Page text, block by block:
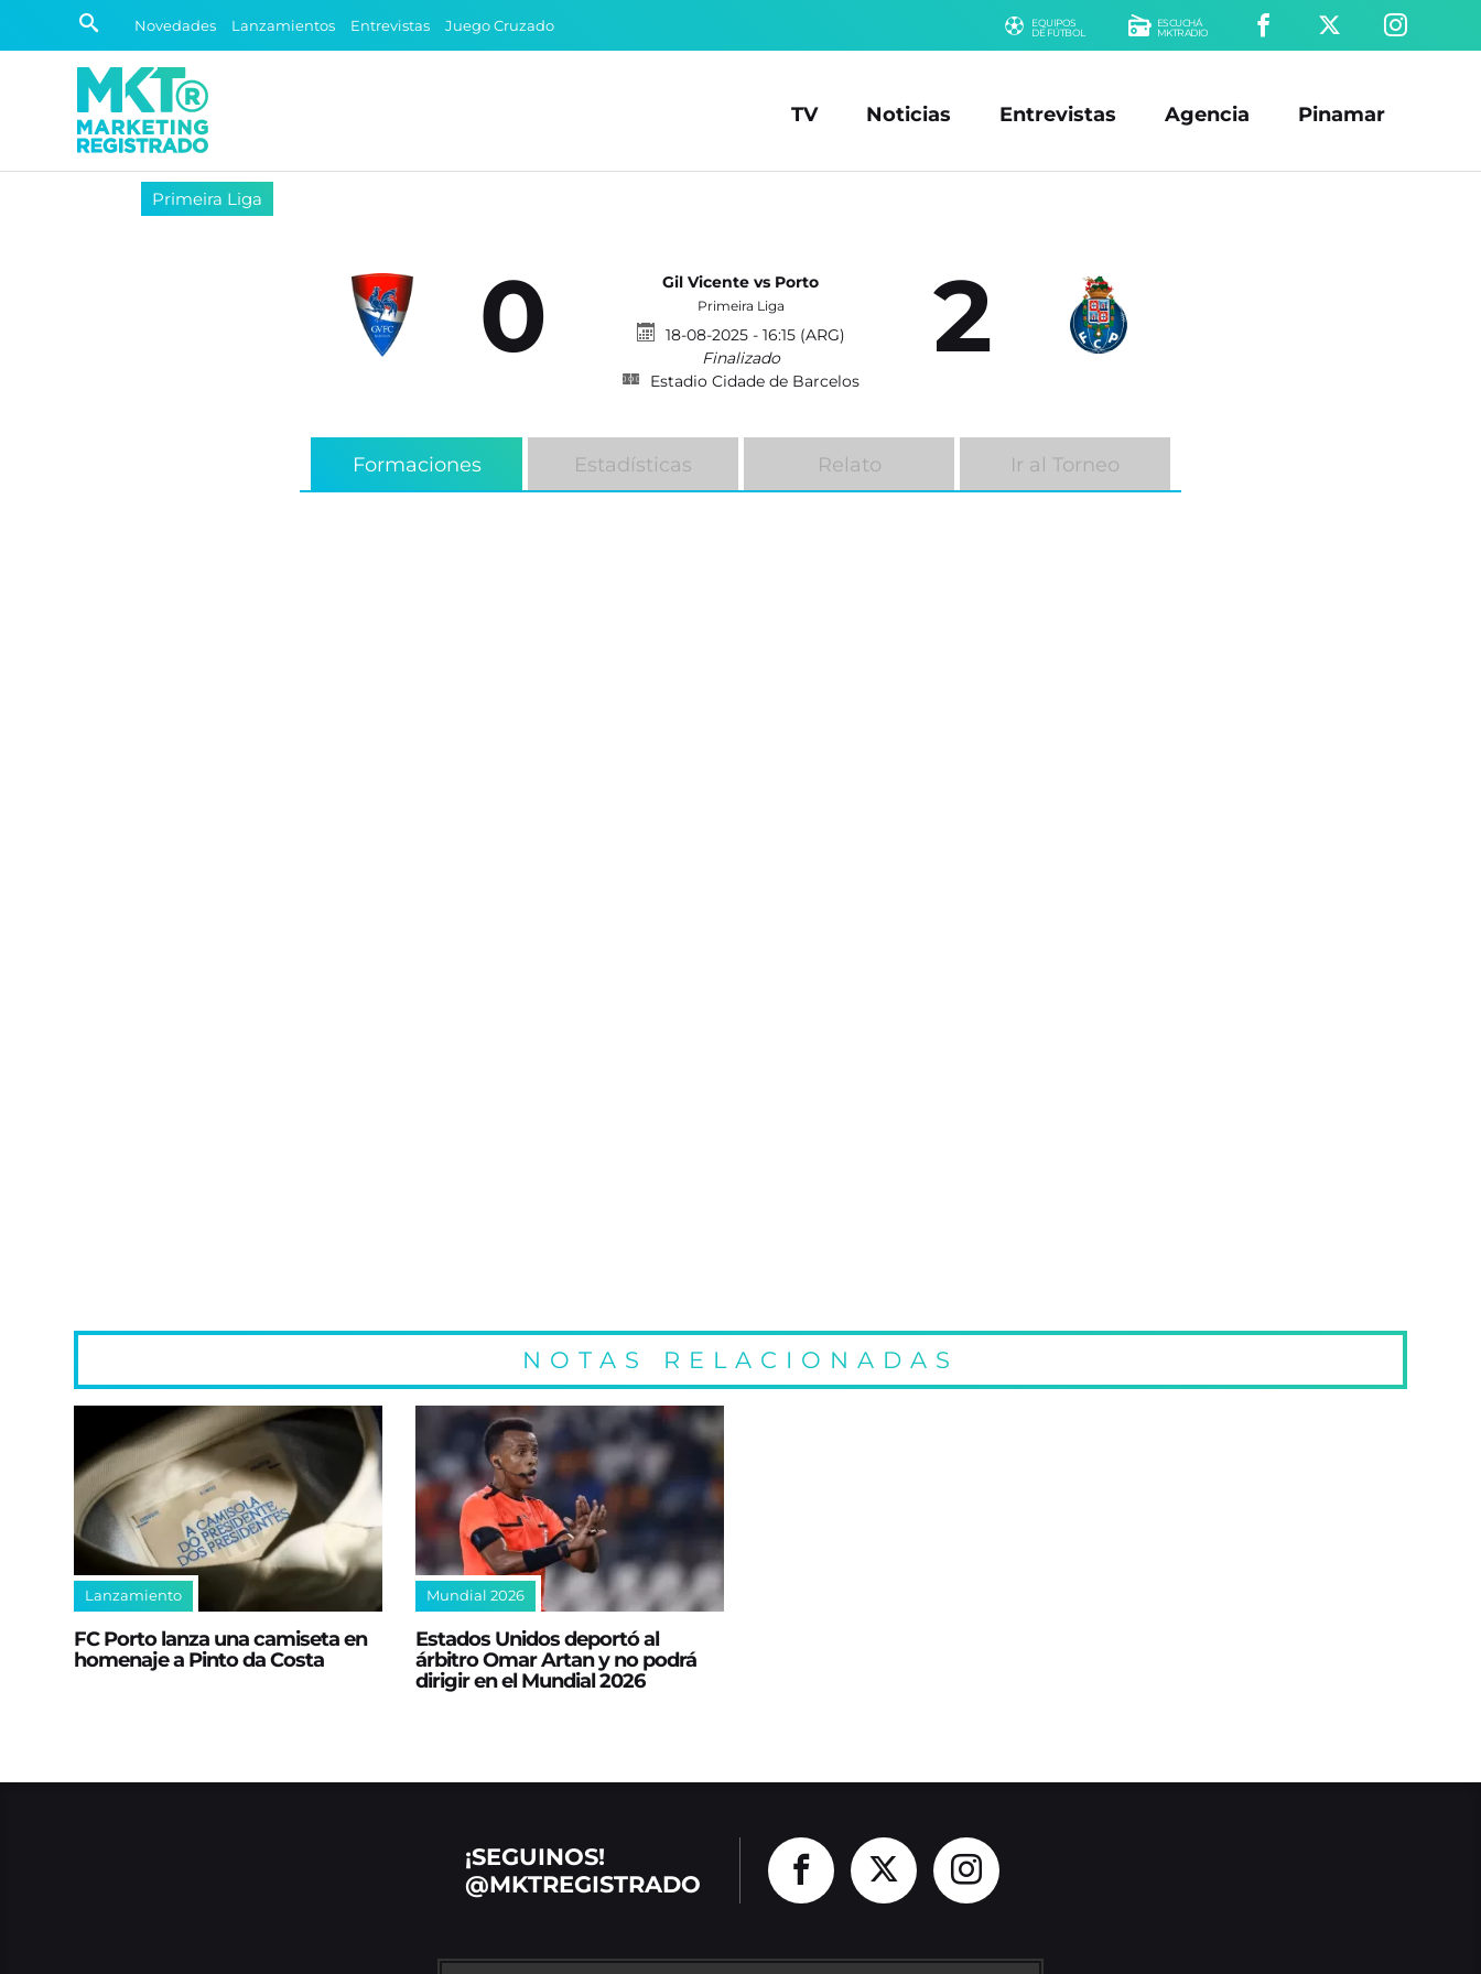
Novedades Lanzamientos Entrevistas Juego Cruzado
EQUIPOS
DE FÚTBOL
ESCUCHÁ
MKTRADIO
TV Noticias Entrevistas Agencia Pinamar
Primeira Liga
0 2
Gil Vicente vs Porto
Primeira Liga
18-08-2025 - 16:15 (ARG)
Finalizado
Estadio Cidade de Barcelos
Formaciones Estadísticas Relato Ir al Torneo
NOTAS RELACIONADAS
Lanzamiento
FC Porto lanza una camiseta en
homenaje a Pinto da Costa
Mundial 2026
Estados Unidos deportó al
árbitro Omar Artan y no podrá
dirigir en el Mundial 2026
¡SEGUINOS!
@MKTREGISTRADO